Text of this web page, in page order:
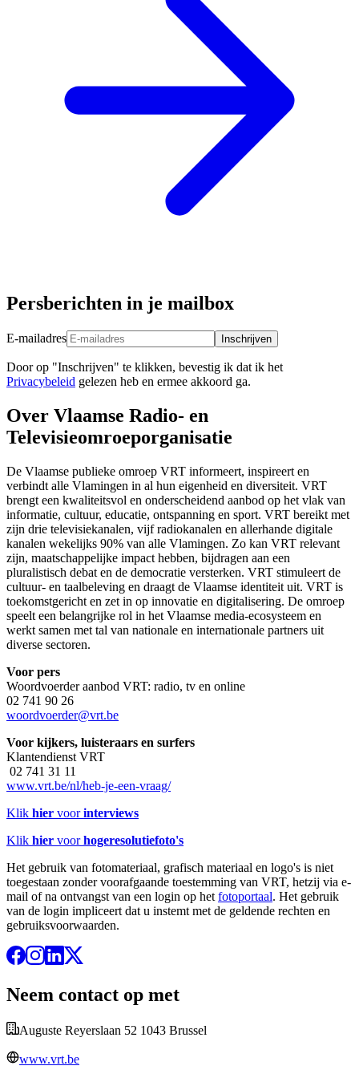
Persberichten in je mailbox
E-mailadres Inschrijven
Door op "Inschrijven" te klikken, bevestig ik dat ik het
Privacybeleid gelezen heb en ermee akkoord ga.
Over Vlaamse Radio- en
Televisieomroeporganisatie
De Vlaamse publieke omroep VRT informeert, inspireert en
verbindt alle Vlamingen in al hun eigenheid en diversiteit. VRT
brengt een kwaliteitsvol en onderscheidend aanbod op het vlak van
informatie, cultuur, educatie, ontspanning en sport. VRT bereikt met
zijn drie televisiekanalen, vijf radiokanalen en allerhande digitale
kanalen wekelijks 90% van alle Vlamingen. Zo kan VRT relevant
zijn, maatschappelijke impact hebben, bijdragen aan een
pluralistisch debat en de democratie versterken. VRT stimuleert de
cultuur- en taalbeleving en draagt de Vlaamse identiteit uit. VRT is
toekomstgericht en zet in op innovatie en digitalisering. De omroep
speelt een belangrijke rol in het Vlaamse media-ecosysteem en
werkt samen met tal van nationale en internationale partners uit
diverse sectoren.
Voor pers
Woordvoerder aanbod VRT: radio, tv en online
02 741 90 26
woordvoerder@vrt.be
Voor kijkers, luisteraars en surfers
Klantendienst VRT
02 741 31 11
www.vrt.be/nl/heb-je-een-vraag/
Klik hier voorinterviews
Klik hier voorhogeresolutiefoto's
Het gebruik van fotomateriaal, grafisch materiaal en logo's is niet
toegestaan zonder voorafgaande toestemming van VRT, hetzij via e-
mail of na ontvangst van een login op het fotoportaal. Het gebruik
van de login impliceert dat u instemt met de geldende rechten en
gebruiksvoorwaarden.
Neem contact op met
Auguste Reyerslaan 52 1043 Brussel
www.vrt.be